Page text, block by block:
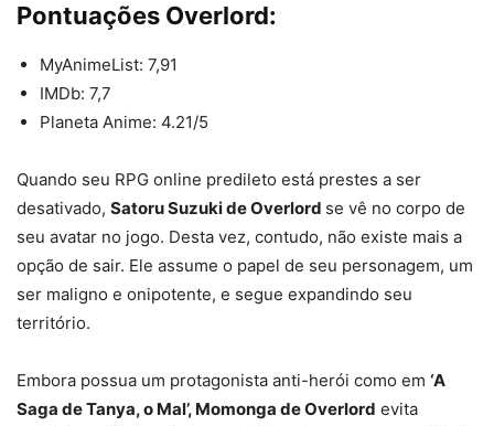
Pontuações Overlord:
MyAnimeList: 7,91
IMDb: 7,7
Planeta Anime: 4.21/5
Quando seu RPG online predileto está prestes a ser
desativado, Satoru Suzuki de Overlord se vê no corpo de
seu avatar no jogo. Desta vez, contudo, não existe mais a
opção de sair. Ele assume o papel de seu personagem, um
ser maligno e onipotente, e segue expandindo seu
território.
Embora possua um protagonista anti-herói como em ‘A
Saga de Tanya, o Mal’, Momonga de Overlord evita